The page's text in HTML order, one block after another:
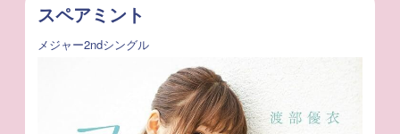
スペアミント
メジャー2ndシングル